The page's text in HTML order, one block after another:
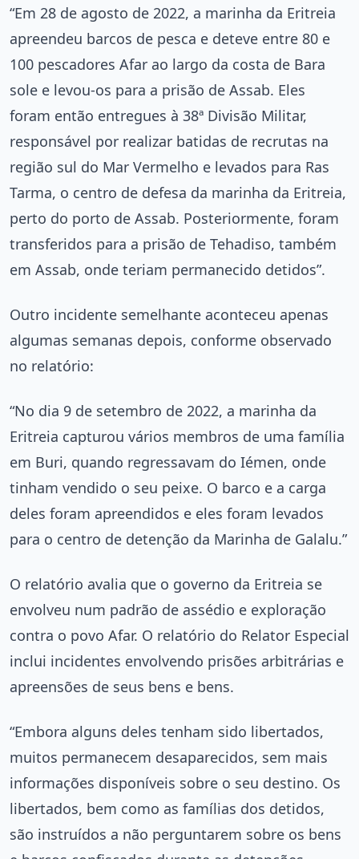
“Em 28 de agosto de 2022, a marinha da Eritreia
apreendeu barcos de pesca e deteve entre 80 e
100 pescadores Afar ao largo da costa de Bara
sole e levou-os para a prisão de Assab. Eles
foram então entregues à 38ª Divisão Militar,
responsável por realizar batidas de recrutas na
região sul do Mar Vermelho e levados para Ras
Tarma, o centro de defesa da marinha da Eritreia,
perto do porto de Assab. Posteriormente, foram
transferidos para a prisão de Tehadiso, também
em Assab, onde teriam permanecido detidos”.
Outro incidente semelhante aconteceu apenas
algumas semanas depois, conforme observado
no relatório:
“No dia 9 de setembro de 2022, a marinha da
Eritreia capturou vários membros de uma família
em Buri, quando regressavam do Iémen, onde
tinham vendido o seu peixe. O barco e a carga
deles foram apreendidos e eles foram levados
para o centro de detenção da Marinha de Galalu.”
O relatório avalia que o governo da Eritreia se
envolveu num padrão de assédio e exploração
contra o povo Afar. O relatório do Relator Especial
inclui incidentes envolvendo prisões arbitrárias e
apreensões de seus bens e bens.
“Embora alguns deles tenham sido libertados,
muitos permanecem desaparecidos, sem mais
informações disponíveis sobre o seu destino. Os
libertados, bem como as famílias dos detidos,
são instruídos a não perguntarem sobre os bens